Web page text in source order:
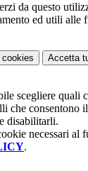
da questo
ed utili alle
cookies Accetta
scegliere quali
che consentono
disabilitarli.
necessari al
.